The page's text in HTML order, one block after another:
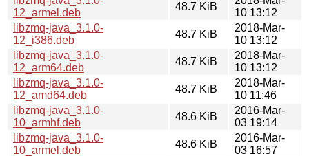
12_armel.deb
48.7 KiB
10 13:12
libzmq-java_3.1.0-
12_i386.deb
48.7 KiB
2018-Mar-
10 13:12
libzmq-java_3.1.0-
12_arm64.deb
48.7 KiB
2018-Mar-
10 13:12
libzmq-java_3.1.0-
12_amd64.deb
48.7 KiB
2018-Mar-
10 11:46
libzmq-java_3.1.0-
10_armhf.deb
48.6 KiB
2016-Mar-
03 19:14
libzmq-java_3.1.0-
10_armel.deb
48.6 KiB
2016-Mar-
03 16:57